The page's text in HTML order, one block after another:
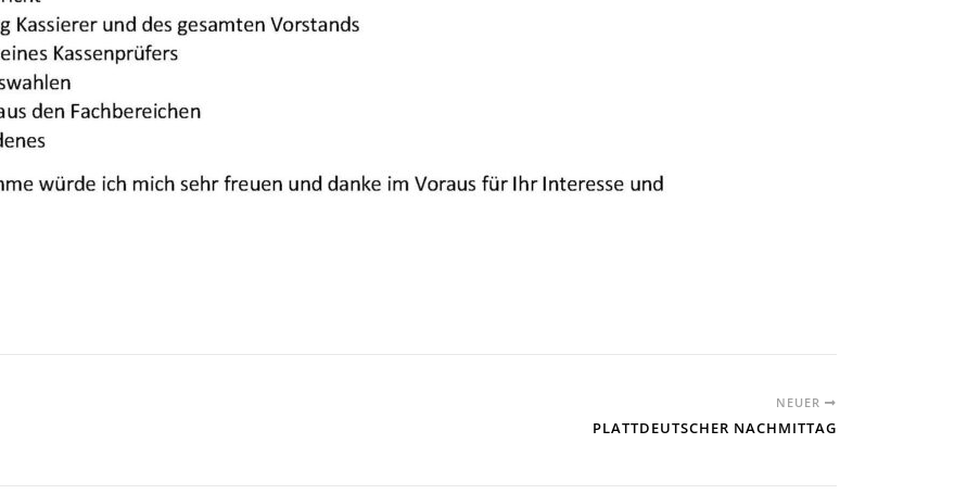
NEUER
PLATTDEUTSCHER NACHMITTAG